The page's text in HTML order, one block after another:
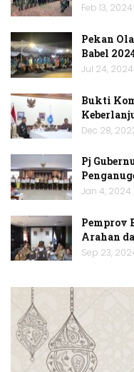
Feb 13, 2024
Pekan
Babel
Jul 24, 2024
Bukti
Dec 28,
Pj
Jan 4, 2024
Pemprov
Arahan
Sep 23,